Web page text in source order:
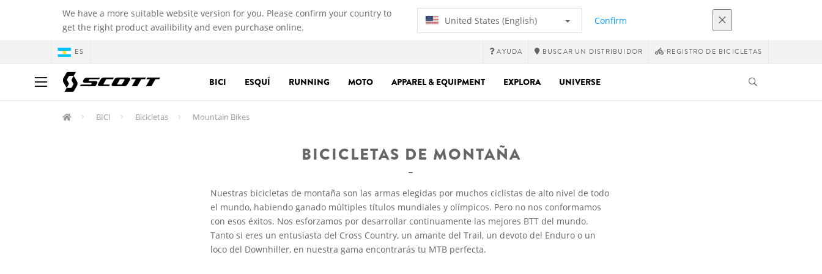
We have a more suitable website version for you. Please confirm your country to
get the right product availibility and even purchase online.
United States (English) Confirm
ES AYUDA BUSCAR UN DISTRIBUIDOR REGISTRO DE BICICLETAS
BICI ESQUÍ RUNNING MOTO APPAREL & EQUIPMENT EXPLORA UNIVERSE
BICI Bicicletas Mountain Bikes
BICICLETAS DE MONTAÑA
Nuestras bicicletas de montaña son las armas elegidas por muchos ciclistas de alto nivel de todo
el mundo, habiendo ganado múltiples títulos mundiales y olímpicos. Pero no nos conformamos
con esos éxitos. Nos esforzamos por desarrollar continuamente las mejores BTT del mundo.
Tanto si eres un entusiasta del Cross Country, un amante del Trail, un devoto del Enduro o un
loco del Downhiller, en nuestra gama encontrarás tu MTB perfecta.